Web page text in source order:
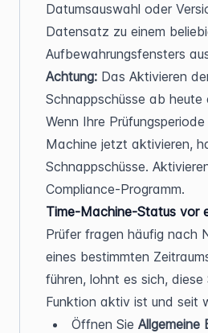
Datumsauswahl oder
Datensatz zu einem
Aufbewahrungsfensters
Achtung: Das Aktivieren
Schnappschüsse ab heute
Wenn Ihre
Machine jetzt aktivieren,
Schnappschüsse.
Compliance-Programm.
Time-Machine-Status vor
Prüfer fragen häufig nach
eines bestimmten
führen, lohnt es sich,
Funktion aktiv ist und seit
Öffnen Sie Allgemeine